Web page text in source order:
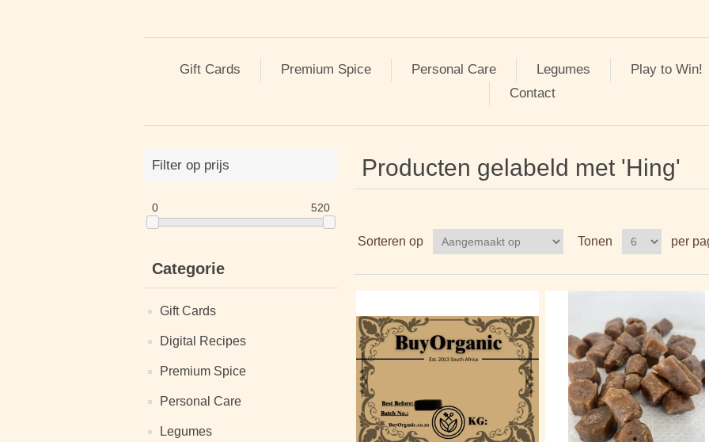
Gift Cards Premium Spice Personal Care Legumes
Play to Win!
Contact
Filter op prijs
0 520
Categorie
Gift Cards
Digital Recipes
Premium Spice
Personal Care
Legumes
Producten gelabeld met 'Hing'
Sorteren op Tonen per